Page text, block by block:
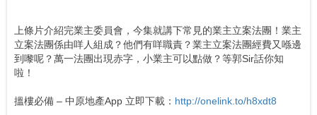
上條片介紹完業主委員會，今集就講下常見的業主立案法團！業主
立案法團係由咩人組成？他們有咩職責？業主立案法團經費又喺邊
到嚟呢？萬一法團出現赤字，小業主可以點做？等郭Sir話你知
啦！
搵樓必備 – 中原地產App 立即下載： http://onelink.to/h8xdt8